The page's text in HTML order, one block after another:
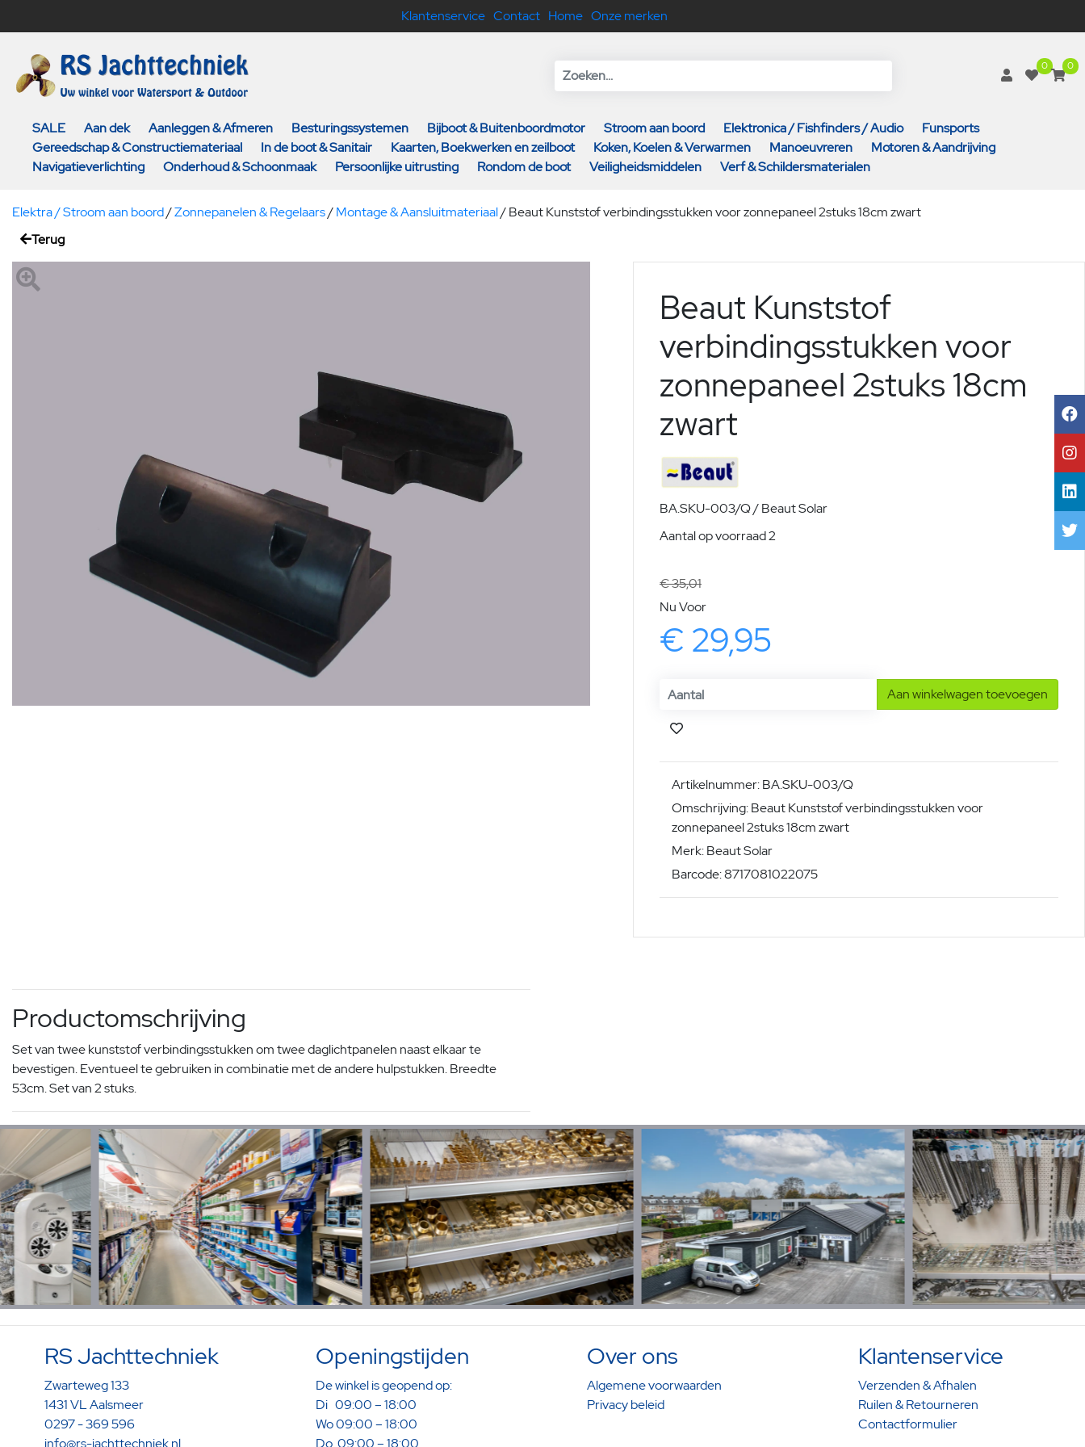
Klantenservice Contact Home Onze merken
0 0
SALE Aan dek Aanleggen & Afmeren Besturingssystemen Bijboot & Buitenboordmotor Stroom aan boord Elektronica / Fishfinders / Audio
Funsports
Gereedschap & Constructiemateriaal
In de boot & Sanitair Kaarten, Boekwerken en zeilboot Koken, Koelen & Verwarmen Manoeuvreren
Motoren & Aandrijving
Navigatieverlichting
Onderhoud & Schoonmaak Persoonlijke uitrusting Rondom de boot Veiligheidsmiddelen Verf & Schildersmaterialen
Elektra / Stroom aan boord/Zonnepanelen & Regelaars/Montage & Aansluitmateriaal/Beaut Kunststof verbindingsstukken voor zonnepaneel 2stuks 18cm zwart
Terug
Beaut Kunststof
verbindingsstukken voor
zonnepaneel 2stuks 18cm
zwart
BA.SKU-003/Q / Beaut Solar
Aantal op voorraad 2
€ 35,01
Nu Voor
€ 29,95
Aan winkelwagen toevoegen
Artikelnummer: BA.SKU-003/Q
Omschrijving: Beaut Kunststof verbindingsstukken voor
zonnepaneel 2stuks 18cm zwart
Merk: Beaut Solar
Barcode: 8717081022075
Productomschrijving
Set van twee kunststof verbindingsstukken om twee daglichtpanelen naast elkaar te
bevestigen. Eventueel te gebruiken in combinatie met de andere hulpstukken. Breedte
53cm. Set van 2 stuks.
RS Jachttechniek
Zwarteweg 133
1431 VL Aalsmeer
0297 - 369 596
info@rs-jachttechniek.nl
Openingstijden
De winkel is geopend op:
Di 09:00 – 18:00
Wo 09:00 – 18:00
Do 09:00 – 18:00
Over ons
Algemene voorwaarden
Privacy beleid
Klantenservice
Verzenden & Afhalen
Ruilen & Retourneren
Contactformulier